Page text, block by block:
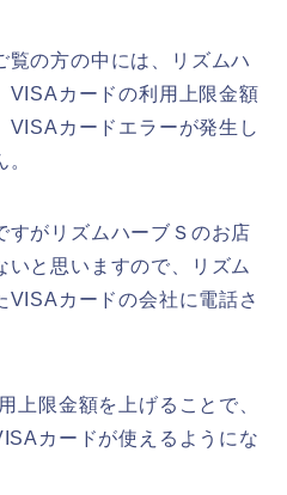
覧の方の中には、リズムハ
VISAカードの利用上限金額
VISAカードエラーが発生し
すがリズムハーブＳのお店
いと思いますので、リズム
VISAカードの会社に電話さ
上限金額を上げることで、
カードが使えるようにな